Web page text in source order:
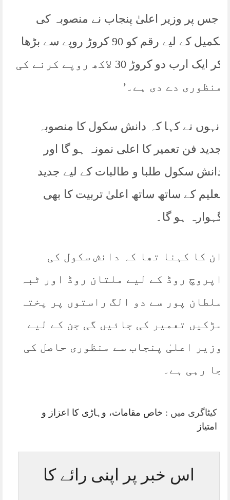
‘جس پر وزیر اعلیٰ پنجاب نے منصوبہ کی
تکمیل کے لیے رقم کو 90 کروڑ روپے سے بڑھا
کر ایک ارب دو کروڑ 30 لاکھ روپے کرنے کی
منظوری دے دی ہے۔’
انہوں نے کہا کہ دانش سکول کا منصوبہ
جدید فن تعمیر کا اعلی نمونہ ہو گا اور
دانش سکول طلبا و طالبات کے لیے جدید
تعلیم کے ساتھ ساتھ اعلیٰ تربیت کا بھی
گہوارہ ہو گا۔
ان کا کہنا تھا کہ دانش سکول کی
اپروچ روڈ کے لیے ملتان روڈ اور ٹبہ
سلطان پور سے دو الگ راستوں پر پختہ
سڑکیں تعمیر کی جائیں گی جن کے لیے
وزیر اعلیٰ پنجاب سے منظوری حاصل کی
جا رہی ہے۔
کیٹاگری میں : خاص مقامات، وہاڑی کا اعزاز و
امتیاز
اس خبر پر اپنی رائے کا